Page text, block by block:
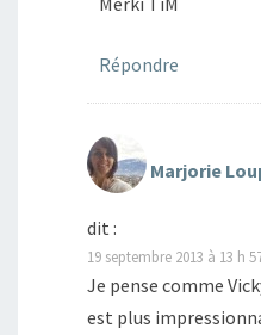
Répondre
Marjorie
dit :
19 septembre 2013 à 13 h
Je pense comme
est plus